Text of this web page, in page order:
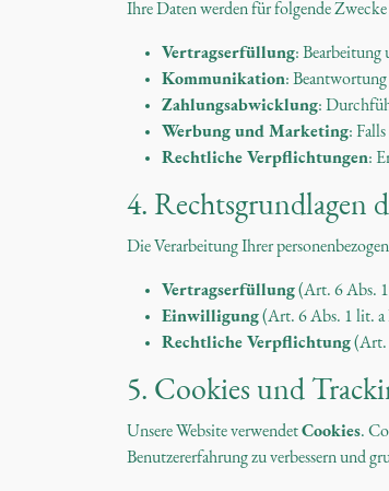
Ihre Daten werden für folgende Zwecke
Vertragserfüllung: Bearbeitung
Kommunikation:
Zahlungsabwicklung:
Werbung und Marketing:
Rechtliche Verpflichtungen:
4. Rechtsgrundlagen
Die Verarbeitung Ihrer
Vertragserfüllung(Art. 6 Abs.
Einwilligung(Art. 6 Abs. 1 lit. a
Rechtliche Verpflichtung(Art.
5. Cookies und
Unsere Website verwendetCookies.
Benutzererfahrung zu verbessern und